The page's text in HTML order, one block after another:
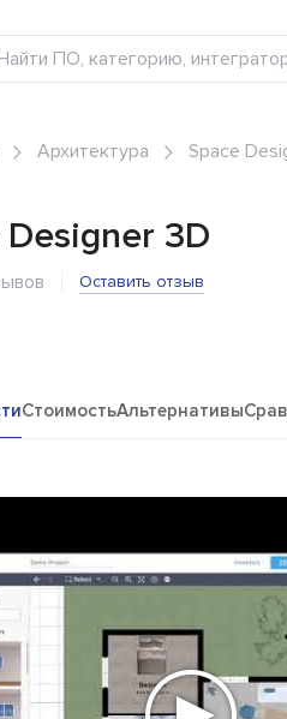
Архитектура Space
Designer 3D
Оставить отзыв
СтоимостьАльтернативы